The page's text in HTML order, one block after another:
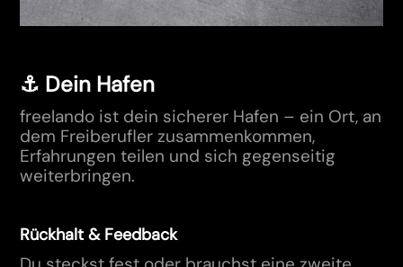
⚓ Dein Hafen
freelando ist dein sicherer Hafen – ein Ort, an
dem Freiberufler zusammenkommen,
Erfahrungen teilen und sich gegenseitig
weiterbringen.
Rückhalt & Feedback